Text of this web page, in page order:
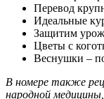
Перевод
Идеальные
Защитим
Цветы с
Веснушки –
В номере также
народной